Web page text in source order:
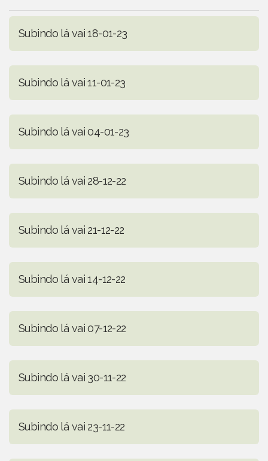
Subindo lá vai 18-01-23
Subindo lá vai 11-01-23
Subindo lá vai 04-01-23
Subindo lá vai 28-12-22
Subindo lá vai 21-12-22
Subindo lá vai 14-12-22
Subindo lá vai 07-12-22
Subindo lá vai 30-11-22
Subindo lá vai 23-11-22